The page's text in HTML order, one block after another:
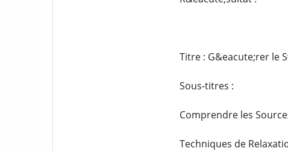
Titre : G&eacute;rer le
Sous-titres :
Comprendre les
Techniques de